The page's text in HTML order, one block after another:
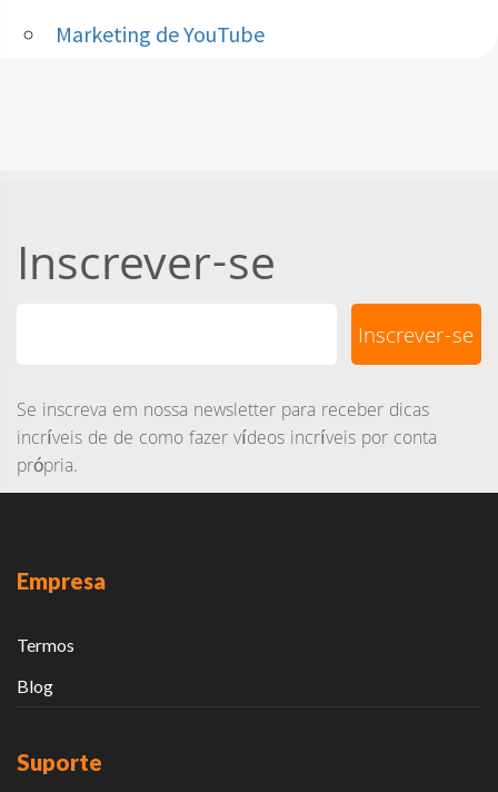
Marketing de YouTube
Inscrever-se
Se inscreva em nossa newsletter para receber dicas
incríveis de de como fazer vídeos incríveis por conta
própria.
Empresa
Termos
Blog
Suporte